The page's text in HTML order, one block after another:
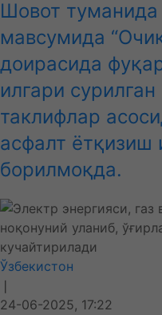
Шовот
мавсумида
доирасида
илгари
таклифлар
асфалт ётқизиш
борилмоқда.
Ўзбекистон
❘
24-06-2025, 17:22